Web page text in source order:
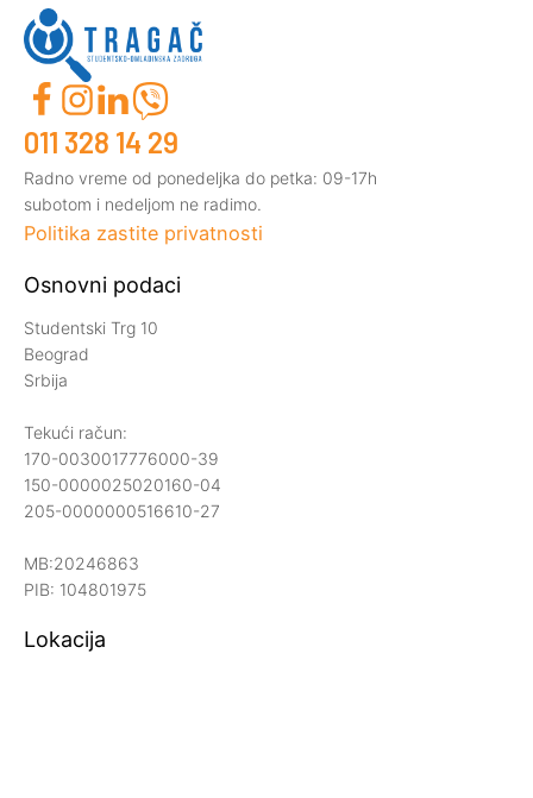
011 328 14 29
Radno vreme od ponedeljka do petka: 09-17h
subotom i nedeljom ne radimo.
Politika zastite privatnosti
Osnovni podaci
Studentski Trg 10
Beograd
Srbija
Tekući račun:
170-0030017776000-39
150-0000025020160-04
205-0000000516610-27
MB:20246863
PIB: 104801975
Lokacija